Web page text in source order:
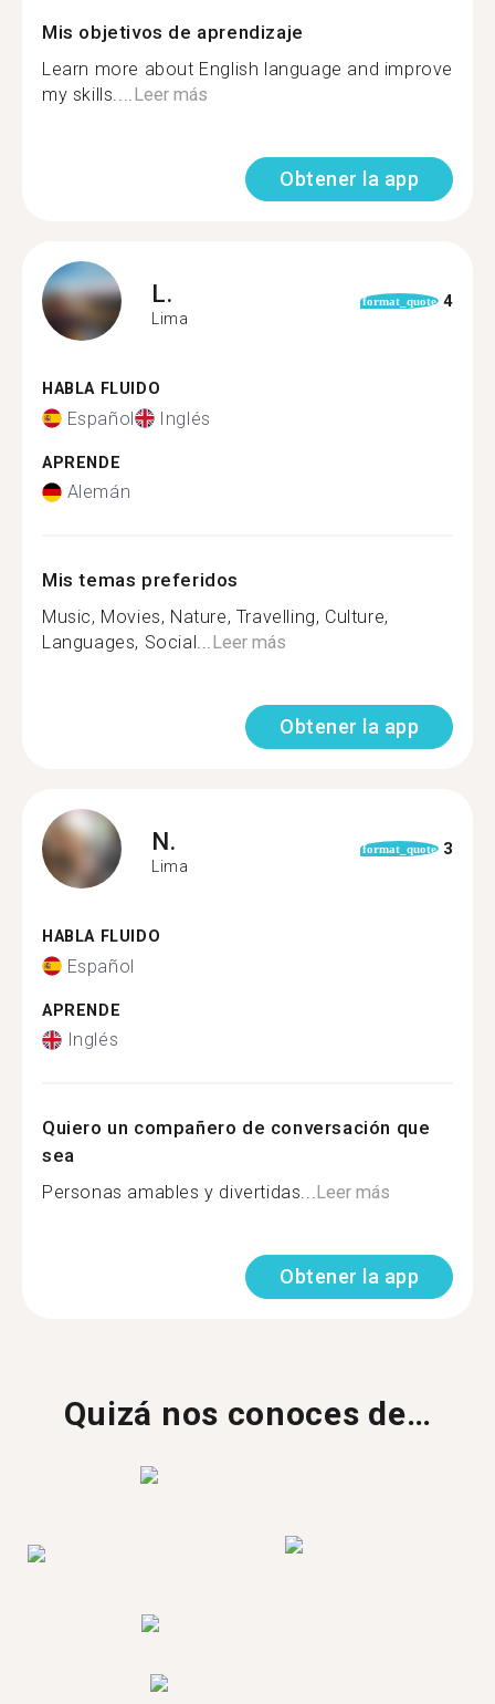
Mis objetivos de aprendizaje
Learn more about English language and improve
my skills....Leer más
Obtener la app
L.
Lima
format_quote 4
HABLA FLUIDO
Español Inglés
APRENDE
Alemán
Mis temas preferidos
Music, Movies, Nature, Travelling, Culture,
Languages, Social...Leer más
Obtener la app
N.
Lima
format_quote 3
HABLA FLUIDO
Español
APRENDE
Inglés
Quiero un compañero de conversación que
sea
Personas amables y divertidas...Leer más
Obtener la app
Quizá nos conoces de…